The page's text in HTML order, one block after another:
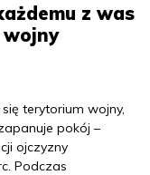
z was
terytorium wojny,
pokój –
ojczyzny
Podczas